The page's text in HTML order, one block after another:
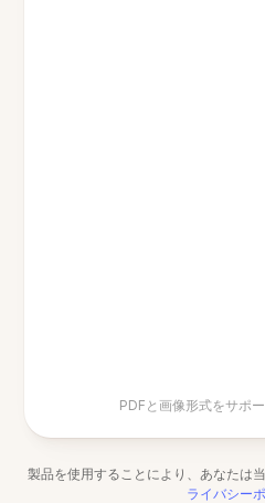
PDFと画像形式をサポ
製品を使用することにより、あなたは
ライバシー